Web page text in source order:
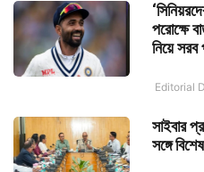
পরোক্ষে
নিয়ে
Editorial
সাইবার
সঙ্গে